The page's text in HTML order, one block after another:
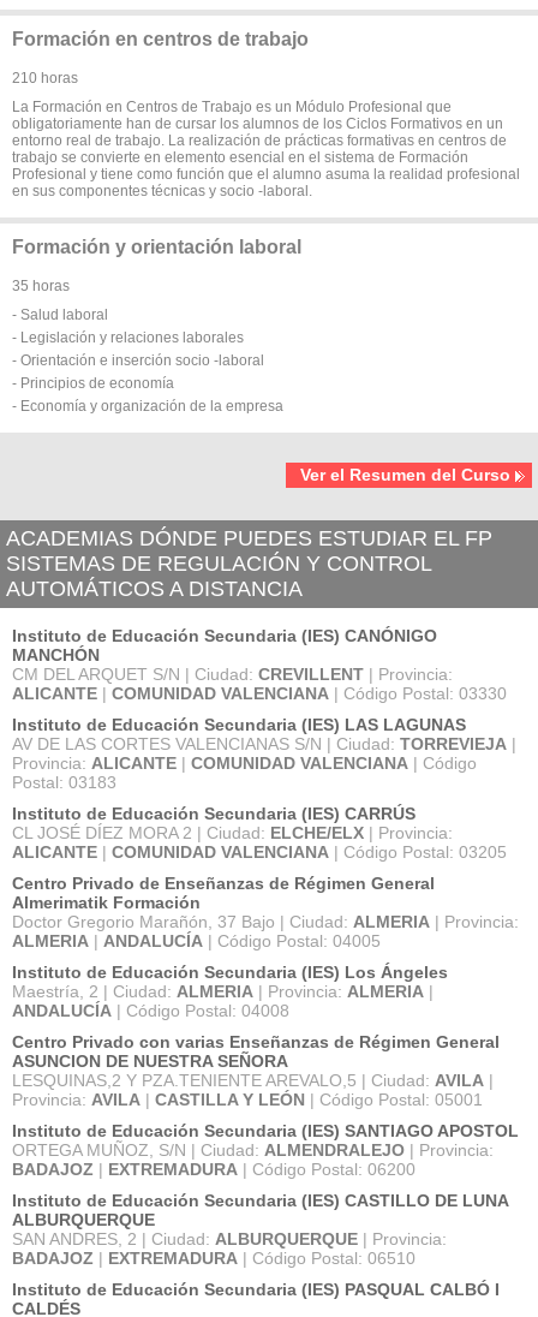
Formación en centros de trabajo
210 horas
La Formación en Centros de Trabajo es un Módulo Profesional que
obligatoriamente han de cursar los alumnos de los Ciclos Formativos en un
entorno real de trabajo. La realización de prácticas formativas en centros de
trabajo se convierte en elemento esencial en el sistema de Formación
Profesional y tiene como función que el alumno asuma la realidad profesional
en sus componentes técnicas y socio -laboral.
Formación y orientación laboral
35 horas
- Salud laboral
- Legislación y relaciones laborales
- Orientación e inserción socio -laboral
- Principios de economía
- Economía y organización de la empresa
Ver el Resumen del Curso
ACADEMIAS DÓNDE PUEDES ESTUDIAR EL FP
SISTEMAS DE REGULACIÓN Y CONTROL
AUTOMÁTICOS A DISTANCIA
Instituto de Educación Secundaria (IES) CANÓNIGO
MANCHÓN
CM DEL ARQUET S/N | Ciudad: CREVILLENT | Provincia:
ALICANTE | COMUNIDAD VALENCIANA | Código Postal: 03330
Instituto de Educación Secundaria (IES) LAS LAGUNAS
AV DE LAS CORTES VALENCIANAS S/N | Ciudad: TORREVIEJA |
Provincia: ALICANTE | COMUNIDAD VALENCIANA | Código
Postal: 03183
Instituto de Educación Secundaria (IES) CARRÚS
CL JOSÉ DÍEZ MORA 2 | Ciudad: ELCHE/ELX | Provincia:
ALICANTE | COMUNIDAD VALENCIANA | Código Postal: 03205
Centro Privado de Enseñanzas de Régimen General
Almerimatik Formación
Doctor Gregorio Marañón, 37 Bajo | Ciudad: ALMERIA | Provincia:
ALMERIA | ANDALUCÍA | Código Postal: 04005
Instituto de Educación Secundaria (IES) Los Ángeles
Maestría, 2 | Ciudad: ALMERIA | Provincia: ALMERIA |
ANDALUCÍA | Código Postal: 04008
Centro Privado con varias Enseñanzas de Régimen General
ASUNCION DE NUESTRA SEÑORA
LESQUINAS,2 Y PZA.TENIENTE AREVALO,5 | Ciudad: AVILA |
Provincia: AVILA | CASTILLA Y LEÓN | Código Postal: 05001
Instituto de Educación Secundaria (IES) SANTIAGO APOSTOL
ORTEGA MUÑOZ, S/N | Ciudad: ALMENDRALEJO | Provincia:
BADAJOZ | EXTREMADURA | Código Postal: 06200
Instituto de Educación Secundaria (IES) CASTILLO DE LUNA
ALBURQUERQUE
SAN ANDRES, 2 | Ciudad: ALBURQUERQUE | Provincia:
BADAJOZ | EXTREMADURA | Código Postal: 06510
Instituto de Educación Secundaria (IES) PASQUAL CALBÓ I
CALDÉS